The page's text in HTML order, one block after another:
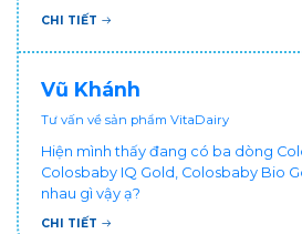
đổi cho bé dùng sữa tươi hộp khác
CHI TIẾT
Vũ Khánh
Tư vấn về sản phẩm VitaDairy
Hiện mình thấy đang có ba dòng
Colosbaby IQ Gold, Colosbaby Bio
nhau gì vậy ạ?
CHI TIẾT